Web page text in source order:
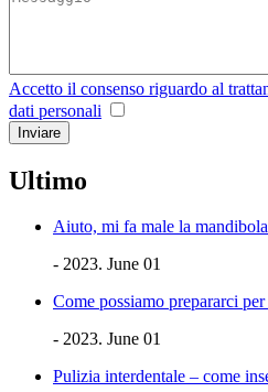
Accetto il consenso riguardo al
dati personali
Ultimo
Aiuto, mi fa male la
- 2023. June 01
Come possiamo prepararci
- 2023. June 01
Pulizia interdentale – come